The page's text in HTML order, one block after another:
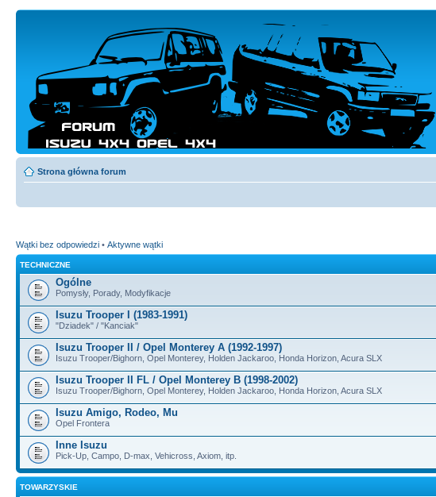
Strona główna forum
Wątki bez odpowiedzi • Aktywne wątki
TECHNICZNE
Ogólne
Pomysły, Porady, Modyfikacje
Isuzu Trooper I (1983-1991)
"Dziadek" / "Kanciak"
Isuzu Trooper II / Opel Monterey A (1992-1997)
Isuzu Trooper/Bighorn, Opel Monterey, Holden Jackaroo, Honda Horizon, Acura SLX
Isuzu Trooper II FL / Opel Monterey B (1998-2002)
Isuzu Trooper/Bighorn, Opel Monterey, Holden Jackaroo, Honda Horizon, Acura SLX
Isuzu Amigo, Rodeo, Mu
Opel Frontera
Inne Isuzu
Pick-Up, Campo, D-max, Vehicross, Axiom, itp.
TOWARZYSKIE